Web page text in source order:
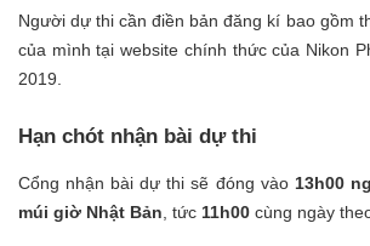
Người dự thi cần điền bản đăng kí bao gồm
của mình tạiwebsite chính thức của Nikon
2019
Hạn chót nhận bài dự thi
Cổng nhận bài dự thi sẽ đóng vào 13h00
múi giờ Nhật Bản , tức 11h00 cùng ngày